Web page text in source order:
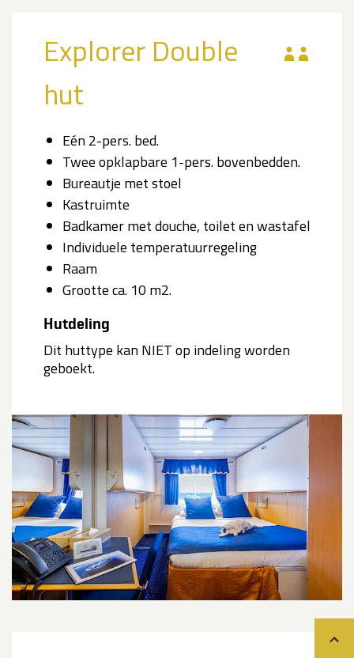
Explorer Double
hut
Eén 2-pers. bed.
Twee opklapbare 1-pers. bovenbedden.
Bureautje met stoel
Kastruimte
Badkamer met douche, toilet en wastafel
Individuele temperatuurregeling
Raam
Grootte ca. 10 m2.
Hutdeling
Dit huttype kan NIET op indeling worden
geboekt.